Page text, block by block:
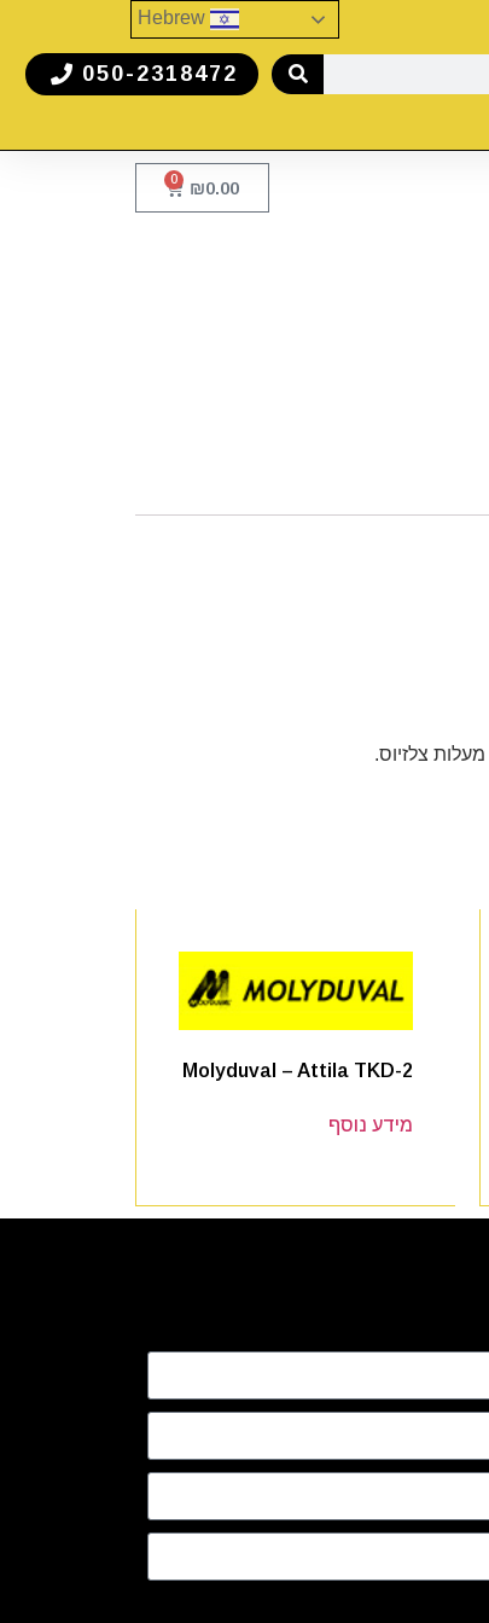
050-2318472
₪0.00
0
Molyduval – Attila TKD-2
מידע נוסף
Hebrew